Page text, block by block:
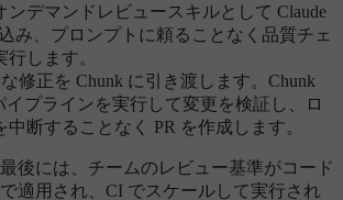
ンデマンドレビュースキルとして Claude
み、プロンプトに頼ることなく品質チェ
行します。
修正を Chunk に引き渡します。Chunk
イプラインを実行して変更を検証し、ロ
中断することなく PR を作成します。
後には、チームのレビュー基準がコード
適用され、CI でスケールして実行され